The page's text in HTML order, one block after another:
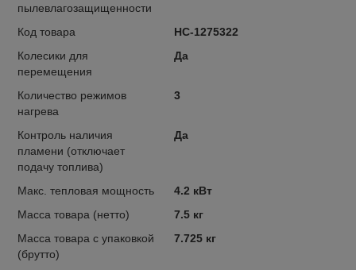
пылевлагозащищенности
Код товара
НС-1275322
Колесики для
перемещения
Да
Количество режимов
нагрева
3
Контроль наличия
пламени (отключает
подачу топлива)
Да
Макс. тепловая мощность
4.2 кВт
Масса товара (нетто)
7.5 кг
Масса товара с упаковкой
(брутто)
7.725 кг